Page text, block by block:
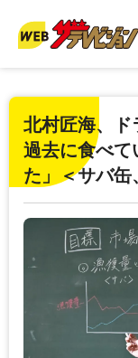
北村匠海、
過去に食べ
た」＜サバ缶